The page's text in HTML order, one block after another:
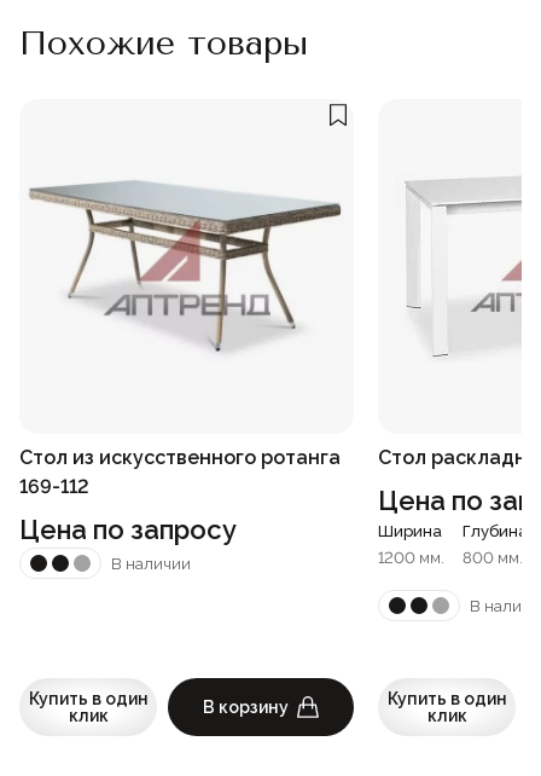
Похожие товары
Стол из искусственного ротанга
169-112
Цена по запросу
В наличии
Купить в один
клик
В корзину
Стол
Цена по
Ширина
1200 мм.
Глубина
800 мм.
В
Купить в один
клик